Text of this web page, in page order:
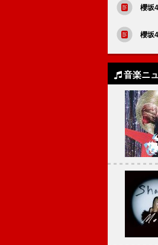
櫻坂
櫻坂
音楽ニ